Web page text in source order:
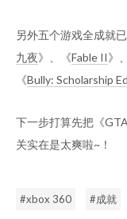
另外五个游戏全成就
九夜》、《Fable II》
《Bully: Scholarship
下一步打算先把《
关实在是太爽啦~！
xbox 360 成就